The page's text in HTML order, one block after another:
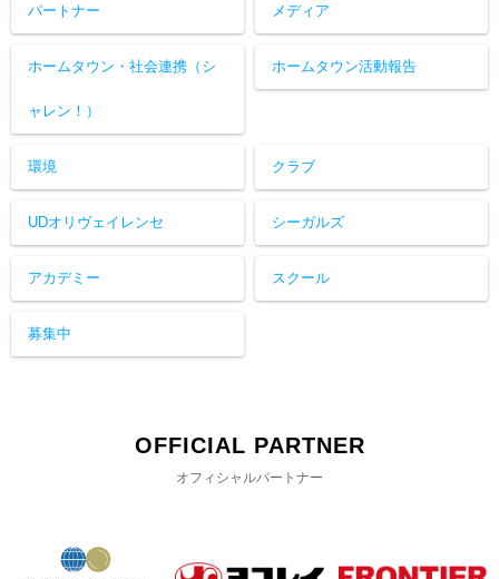
パートナー メディア
ホームタウン・社会連携（シ
ャレン！）
ホームタウン活動報告
環境 クラブ
UDオリヴェイレンセ シーガルズ
アカデミー スクール
募集中
OFFICIAL PARTNER
オフィシャルパートナー